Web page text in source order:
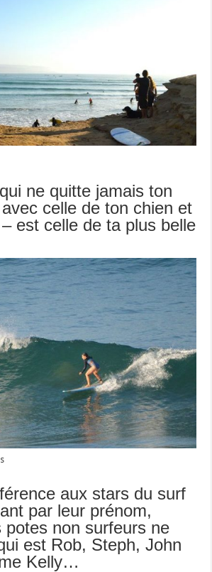
ne quitte jamais ton
celle de ton chien et
est celle de ta plus belle
aux stars du surf
par leur prénom,
potes non surfeurs ne
est Rob, Steph, John
Kelly…